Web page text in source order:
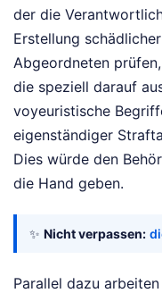
der die
Erstellung
Abgeordneten
die speziell darauf
voyeuristische
eigenständiger
Dies würde den
die Hand geben.
✨ Nicht verpassen:
Parallel dazu